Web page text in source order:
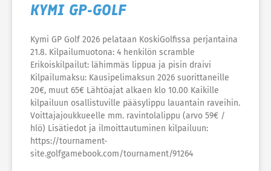
KYMI GP-GOLF
Kymi GP Golf 2026 pelataan KoskiGolfissa perjantaina
21.8. Kilpailumuotona: 4 henkilön scramble
Erikoiskilpailut: lähimmäs lippua ja pisin draivi
Kilpailumaksu: Kausipelimaksun 2026 suorittaneille
20€, muut 65€ Lähtöajat alkaen klo 10.00 Kaikille
kilpailuun osallistuville pääsylippu lauantain raveihin.
Voittajajoukkueelle mm. ravintolalippu (arvo 59€ /
hlö) Lisätiedot ja ilmoittautuminen kilpailuun:
https://tournament-
site.golfgamebook.com/tournament/91264